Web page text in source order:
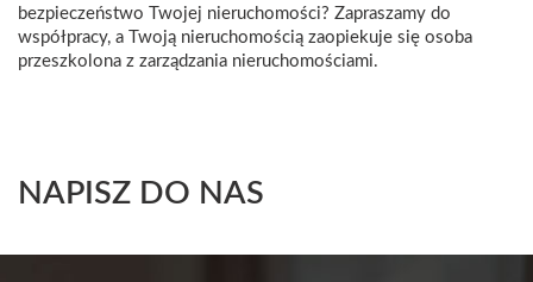
bezpieczeństwo Twojej nieruchomości? Zapraszamy do
współpracy, a Twoją nieruchomością zaopiekuje się osoba
przeszkolona z zarządzania nieruchomościami.
NAPISZ DO NAS